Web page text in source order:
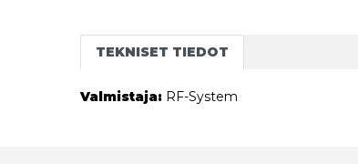
TEKNISET TIEDOT
Valmistaja: RF-System